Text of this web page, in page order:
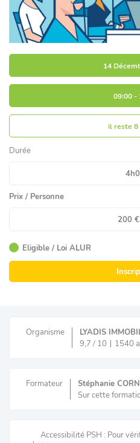
14
09:00 -
il reste 8
Durée
Prix / Personne
200
Eligible / Loi ALUR
Organisme
LYADIS
9,7 / 10
1540
Formateur
Stéphanie
Sur cette
Accessibilité PSH : Pour